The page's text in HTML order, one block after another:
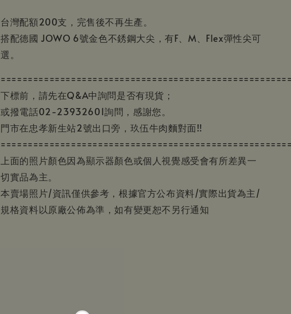
台灣配額200支，完售後不再生產。
搭配德國 JOWO 6號金色不銹鋼大尖，有F、M、Flex彈性尖可
選。
下標前，請先在Q&A中詢問是否有現貨；
或撥電話02-23932601詢問，感謝您。
門市在忠孝新生站2號出口旁，玖伍牛肉麵對面!!
上面的照片顏色因為顯示器顏色或個人視覺感受會有所差異一
切實品為主。
本賣場照片/資訊僅供參考，根據官方公布資料/實際出貨為主/
規格資料以原廠公佈為準，如有變更恕不另行通知